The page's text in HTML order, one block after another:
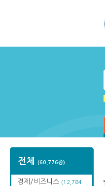
전체 (60,776종)
경제/비즈니스 (12,784